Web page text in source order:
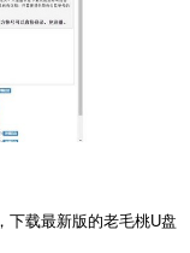
，下载最新版的老毛桃U盘